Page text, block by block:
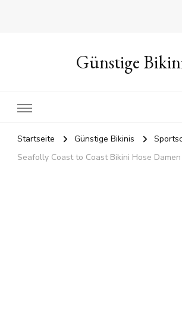
Günstige
Startseite Günstige Bikinis
Seafolly Coast to Coast Bikini Hose